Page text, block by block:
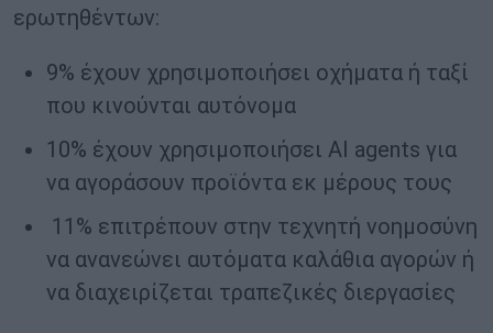
ερωτηθέντων:
9% έχουν χρησιμοποιήσει οχήματα ή ταξί
που κινούνται αυτόνομα
10% έχουν χρησιμοποιήσει AI agents για
να αγοράσουν προϊόντα εκ μέρους τους
11% επιτρέπουν στην τεχνητή νοημοσύνη
να ανανεώνει αυτόματα καλάθια αγορών ή
να διαχειρίζεται τραπεζικές διεργασίες